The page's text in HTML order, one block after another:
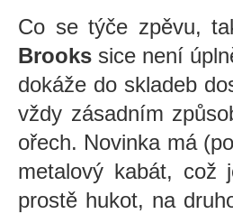
Co se týče zpěvu,
Brooks sice není
dokáže do skladeb
vždy zásadním
ořech. Novinka má
metalový kabát, což
prostě hukot, na